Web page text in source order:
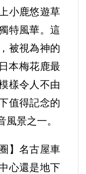
小鹿悠遊草
特風華。這
被視為神的
本梅花鹿最
樣令人不由
值得記念的
景之一。
】名古屋車
心還是地下